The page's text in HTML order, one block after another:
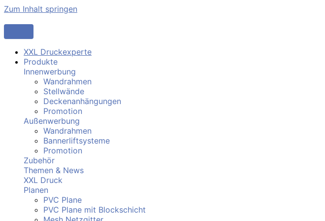
Zum Inhalt springen
XXL Druckexperte
Produkte
Innenwerbung
Wandrahmen
Stellwände
Deckenanhängungen
Promotion
Außenwerbung
Wandrahmen
Bannerliftsysteme
Promotion
Zubehör
Themen & News
XXL Druck
Planen
PVC Plane
PVC Plane mit Blockschicht